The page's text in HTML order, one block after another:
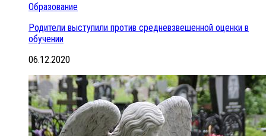
Образование
Родители выступили против средневзвешенной оценки в
обучении
06.12.2020